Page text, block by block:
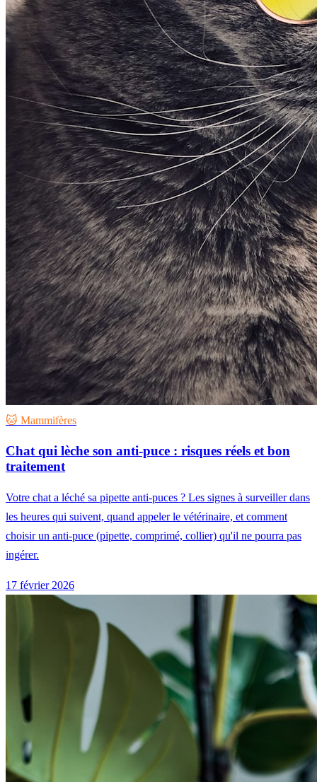
🐱 Mammifères
Chat qui lèche son anti-puce : risques réels et bon
traitement
Votre chat a léché sa pipette anti-puces ? Les signes à surveiller dans
les heures qui suivent, quand appeler le vétérinaire, et comment
choisir un anti-puce (pipette, comprimé, collier) qu'il ne pourra pas
ingérer.
17 février 2026